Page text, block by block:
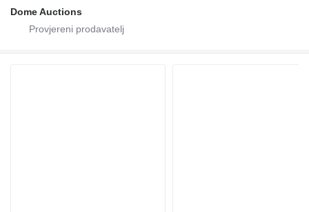
Dome Auctions